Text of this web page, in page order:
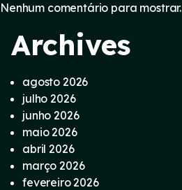
Nenhum comentário para mostrar.
Archives
agosto 2026
julho 2026
junho 2026
maio 2026
abril 2026
março 2026
fevereiro 2026